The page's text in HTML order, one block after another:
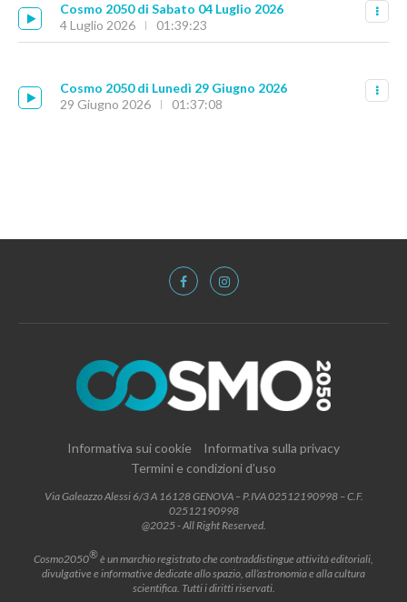
Cosmo 2050 di Sabato 04 Luglio 2026
4 Luglio 2026
01:39:23
Cosmo 2050 di Lunedì 29 Giugno 2026
29 Giugno 2026
01:37:08
Informativa sui cookie
Informativa sulla privacy
Termini e condizioni d’uso
Via Galeazzo Alessi 6/3 A 16128 GENOVA – P.IVA 02512190998 – C.F.
02512190998
@2025 - All Right Reserved.
Cosmo2050®è un marchio registrato che contraddistingue attività editoriali,
divulgative e informative dedicate allo spazio, all’astronomia e alla cultura
scientifica. Tutti i diritti riservati.